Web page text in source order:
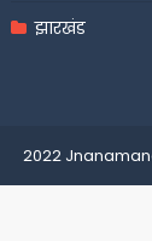
झारखंड
2022